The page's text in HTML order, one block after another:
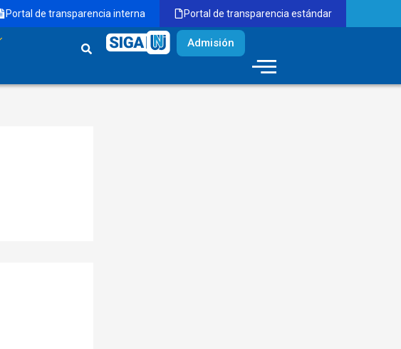
Portal de transparencia interna Portal de transparencia estándar
Admisión